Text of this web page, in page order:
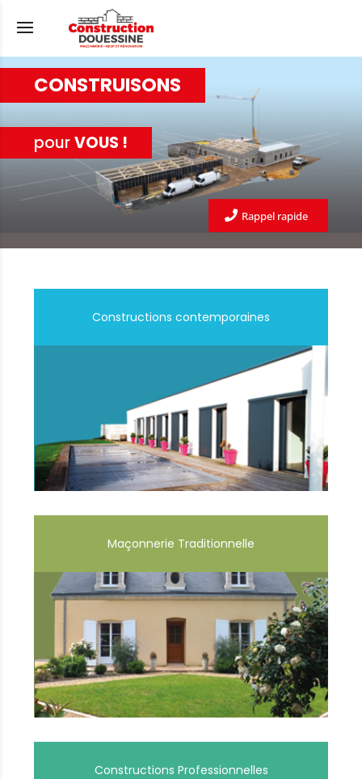
CONSTRUISONS
pourVOUS !
Rappel rapide
Constructions contemporaines
Maçonnerie Traditionnelle
Constructions Professionnelles